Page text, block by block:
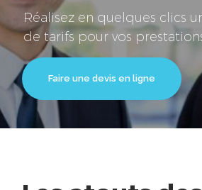
Réalisez en quelques clics
de tarifs pour vos
Faire une devis en ligne